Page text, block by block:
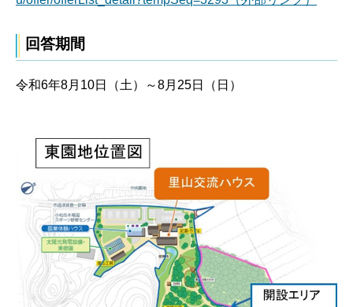
回答期間
令和6年8月10日（土）～8月25日（日）